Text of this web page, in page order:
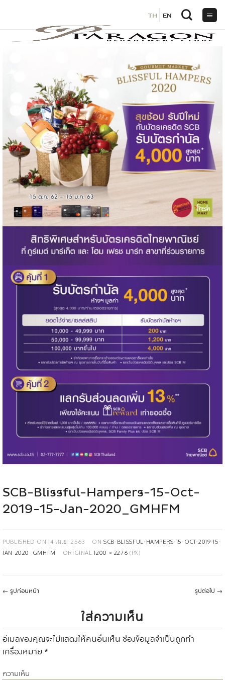
SCB-Blissful-Hampers-15-Oct-
2019-15-Jan-2020_GMHFM
PUBLISHED ON14 เม.ย. 2563 ONSCB-BLISSFUL-HAMPERS-15-OCT-2019-15-
JAN-2020_GMHFM
ORIGINAL1200 × 2276 (PX)
← รูปก่อนหน้า รูปต่อไป →
ใส่ความเห็น
อีเมลของคุณจะไม่แสดงให้คนอื่นเห็น ช่องข้อมูลจำเป็นถูกทำ
เครื่องหมาย *
ความเห็น
TH EN
TH EN